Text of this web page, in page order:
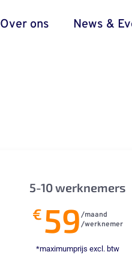
Over ons News &
5-10 werknemers
€ 59/maand
/werknemer
*maximumprijs excl. btw